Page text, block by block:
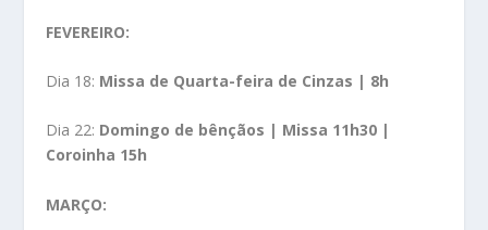
FEVEREIRO:
Dia 18: Missa de Quarta-feira de Cinzas | 8h
Dia 22: Domingo de bênçãos | Missa 11h30 |
Coroinha 15h
MARÇO: